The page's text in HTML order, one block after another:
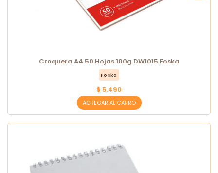
Croquera A4 50 Hojas 100g DW1015 Foska
Foska
$ 5.490
AGREGAR AL CARRO